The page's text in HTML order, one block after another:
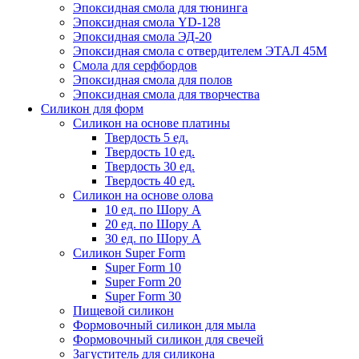
Эпоксидная смола для тюнинга
Эпоксидная смола YD-128
Эпоксидная смола ЭД-20
Эпоксидная смола с отвердителем ЭТАЛ 45М
Смола для серфбордов
Эпоксидная смола для полов
Эпоксидная смола для творчества
Силикон для форм
Силикон на основе платины
Твердость 5 ед.
Твердость 10 ед.
Твердость 30 ед.
Твердость 40 ед.
Силикон на основе олова
10 ед. по Шору А
20 ед. по Шору А
30 ед. по Шору А
Силикон Super Form
Super Form 10
Super Form 20
Super Form 30
Пищевой силикон
Формовочный силикон для мыла
Формовочный силикон для свечей
Загуститель для силикона